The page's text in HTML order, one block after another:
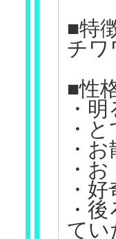
■特
チワ
■性
・
・
・
・
・
・
てい